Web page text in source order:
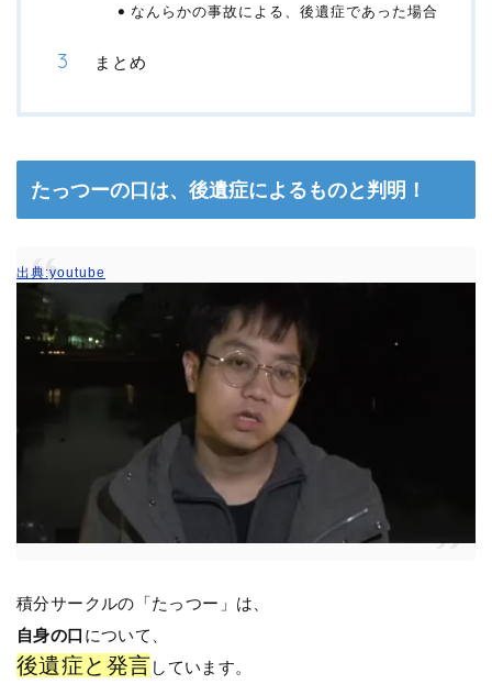
なんらかの事故による、後遺症であった場合
まとめ
たっつーの口は、後遺症によるものと判明！
出典:youtube
積分サークルの「たっつー」は、
自身の口 について、
後遺症と発言しています。